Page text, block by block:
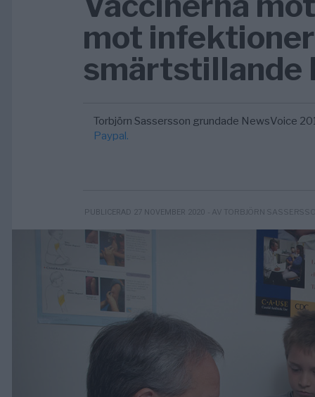
mot
smärtstillande
Torbjörn Sassersson grundade NewsVoice
Paypal.
PUBLICERAD 27 NOVEMBER 2020 - AV TORBJÖRN